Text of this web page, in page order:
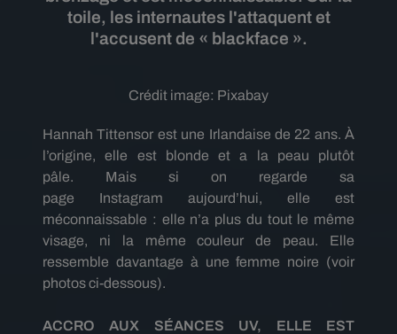
toile, les internautes l'attaquent et
l'accusent de « blackface ».
Crédit image: Pixabay
Hannah Tittensor est une Irlandaise de 22 ans. À
l’origine, elle est blonde et a la peau plutôt
pâle.
Mais si on regarde sa
page
Instagram
aujourd’hui, elle est
méconnaissable : elle n’a plus du tout le même
visage, ni la même couleur de peau.
Elle
ressemble davantage à une femme noire (voir
photos ci-dessous).
ACCRO AUX SÉANCES UV, ELLE EST